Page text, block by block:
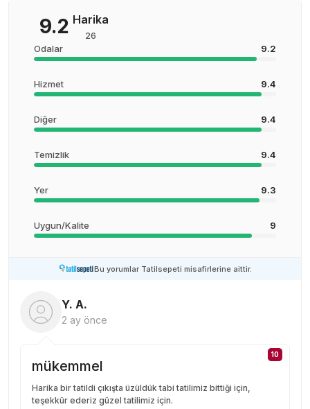
9.2 Harika
26
Odalar
9.2
Hizmet 9.4
Diğer 9.4
Temizlik 9.4
Yer 9.3
Uygun/Kalite 9
Bu yorumlar Tatilsepeti misafirlerine aittir.
Y. A.
2 ay önce
10
mükemmel
Harika bir tatildi çıkışta üzüldük tabi tatilimiz bittiği için,
teşekkür ederiz güzel tatilimiz için.